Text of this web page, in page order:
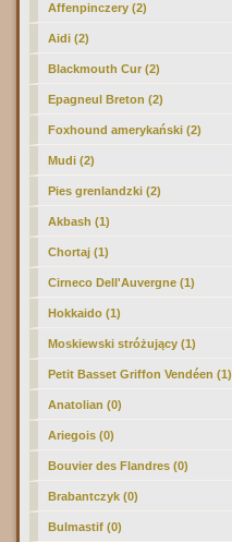
Affenpinczery (2)
Aidi (2)
Blackmouth Cur (2)
Epagneul Breton (2)
Foxhound amerykański (2)
Mudi (2)
Pies grenlandzki (2)
Akbash (1)
Chortaj (1)
Cirneco Dell'Auvergne (1)
Hokkaido (1)
Moskiewski stróżujący (1)
Petit Basset Griffon Vendéen (1)
Anatolian (0)
Ariegois (0)
Bouvier des Flandres (0)
Brabantczyk (0)
Bulmastif (0)